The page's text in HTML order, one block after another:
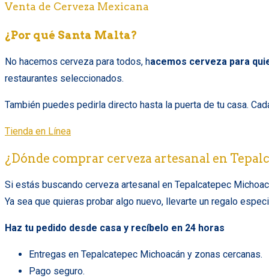
Venta de Cerveza Mexicana
¿Por qué Santa Malta?
No hacemos cerveza para todos, hacemos cerveza para
restaurantes seleccionados.
También puedes pedirla directo hasta la puerta de tu casa.
Tienda en Línea
¿Dónde comprar cerveza artesanal en
Si estás buscando cerveza artesanal en Tepalcatepec
Ya sea que quieras probar algo nuevo, llevarte un regalo
Haz tu pedido desde casa y recíbelo en 24 horas
Entregas en Tepalcatepec Michoacán y zonas cercanas.
Pago seguro.